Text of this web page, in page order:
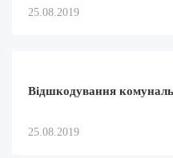
25.08.2019
Відшкодування
25.08.2019